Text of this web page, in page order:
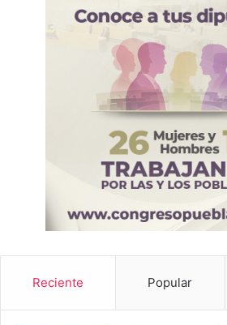
Reciente Popular